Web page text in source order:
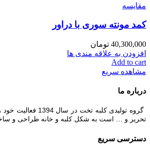
مقایسه
کمد مونته سوری با دراور
40,300,000 تومان
افزودن به علاقه مندی ها
Add to cart
مشاهده سریع
درباره ما
گروه تولیدی
تحریر و … است به شکل کلبه و خانه طراحی و
دسترسی سریع